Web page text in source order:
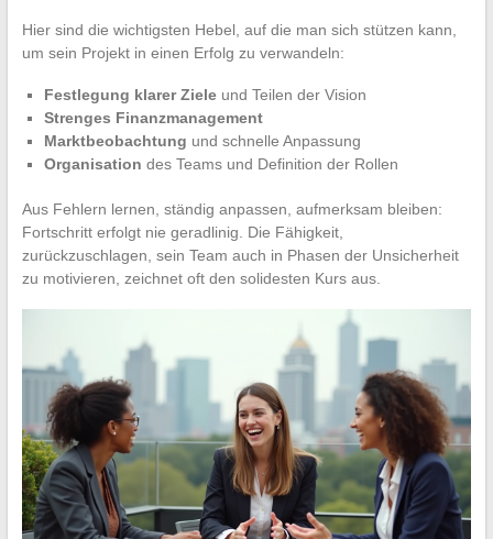
Hier sind die wichtigsten Hebel, auf die man sich stützen kann,
um sein Projekt in einen Erfolg zu verwandeln:
Festlegung klarer Zieleund Teilen der Vision
Strenges Finanzmanagement
Marktbeobachtung und schnelle Anpassung
Organisation des Teams und Definition der Rollen
Aus Fehlern lernen, ständig anpassen, aufmerksam bleiben:
Fortschritt erfolgt nie geradlinig. Die Fähigkeit,
zurückzuschlagen, sein Team auch in Phasen der Unsicherheit
zu motivieren, zeichnet oft den solidesten Kurs aus.